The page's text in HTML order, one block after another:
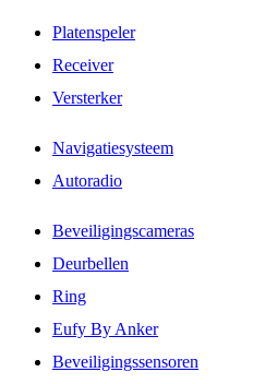
Platenspeler
Receiver
Versterker
Navigatiesysteem
Autoradio
Beveiligingscameras
Deurbellen
Ring
Eufy By Anker
Beveiligingssensoren